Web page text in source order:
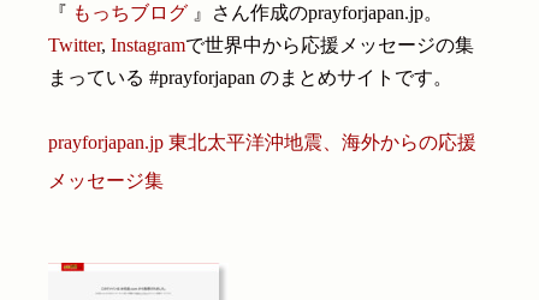
『 もっちブログ 』さん作成のprayforjapan.jp。
Twitter, Instagramで世界中から応援メッセージの集
まっている #prayforjapan のまとめサイトです。
prayforjapan.jp 東北太平洋沖地震、海外からの応援
メッセージ集